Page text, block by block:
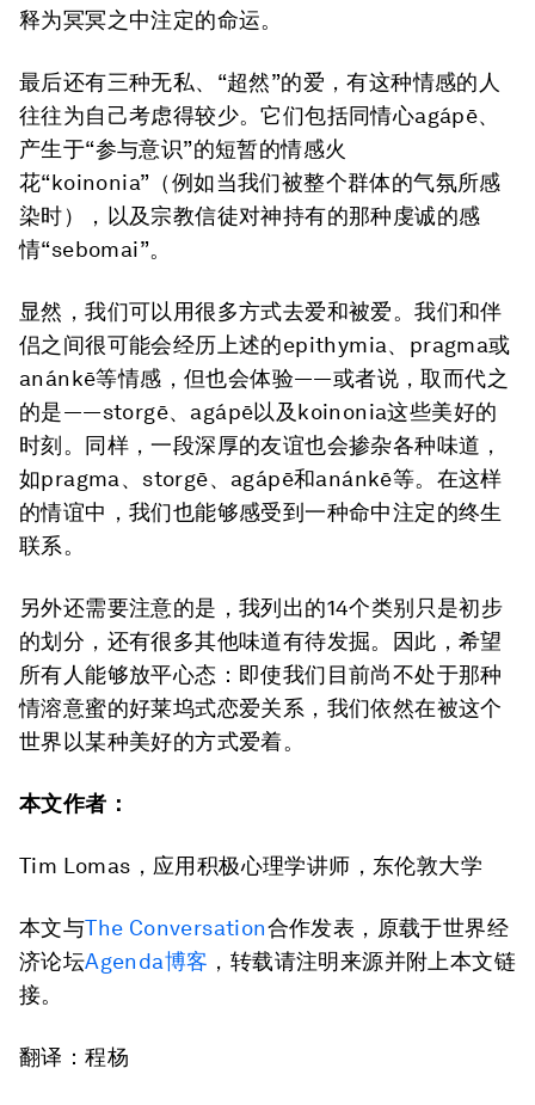
释为冥冥之中注定的命运。
最后还有三种无私、“超然”的爱，有这种情感的人
往往为自己考虑得较少。它们包括同情心agápē、
产生于“参与意识”的短暂的情感火
花“koinonia”（例如当我们被整个群体的气氛所感
染时），以及宗教信徒对神持有的那种虔诚的感
情“sebomai”。
显然，我们可以用很多方式去爱和被爱。我们和伴
侣之间很可能会经历上述的epithymia、pragma或
anánkē等情感，但也会体验——或者说，取而代之
的是——storgē、agápē以及koinonia这些美好的
时刻。同样，一段深厚的友谊也会掺杂各种味道，
如pragma、storgē、agápē和anánkē等。在这样
的情谊中，我们也能够感受到一种命中注定的终生
联系。
另外还需要注意的是，我列出的14个类别只是初步
的划分，还有很多其他味道有待发掘。因此，希望
所有人能够放平心态：即使我们目前尚不处于那种
情溶意蜜的好莱坞式恋爱关系，我们依然在被这个
世界以某种美好的方式爱着。
本文作者：
Tim Lomas，应用积极心理学讲师，东伦敦大学
本文与The Conversation合作发表，原载于世界经
济论坛Agenda博客 ，转载请注明来源并附上本文链
接。
翻译：程杨